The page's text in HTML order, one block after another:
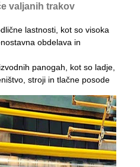
valjanih trakov
lastnosti, kot so visoka
obdelava in
panogah, kot so ladje,
stroji in tlačne posode